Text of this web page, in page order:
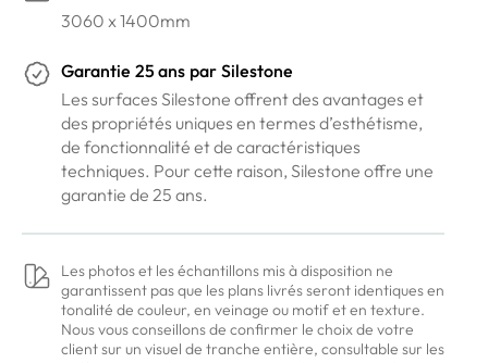
3060 x 1400mm
Garantie 25 ans par Silestone
Les surfaces Silestone offrent des avantages et
des propriétés uniques en termes d’esthétisme,
de fonctionnalité et de caractéristiques
techniques. Pour cette raison, Silestone offre une
garantie de 25 ans.
Les photos et les échantillons mis à disposition ne
garantissent pas que les plans livrés seront identiques en
tonalité de couleur, en veinage ou motif et en texture.
Nous vous conseillons de confirmer le choix de votre
client sur un visuel de tranche entière, consultable sur les